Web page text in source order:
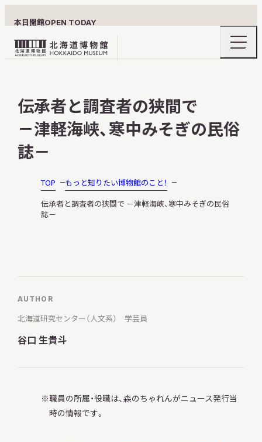
本日開館OPEN TODAY
北
博
ロ
ナ
ビ
ニ
利用案内
調査・研究
地域連携
伝承者と調査者の狭間で
－津軽海峡、寒中みそぎの民俗
誌－
TOP
もっと知りたい博物館のこと！
伝承者と調査者の狭間で －津軽海峡、寒中みそぎの民俗
誌－
AUTHOR
北海道研究センター（人文系） 学芸員
谷口 生貴斗
職員の所属・役職は、森のちゃれんがニュース発行当
時の情報です。